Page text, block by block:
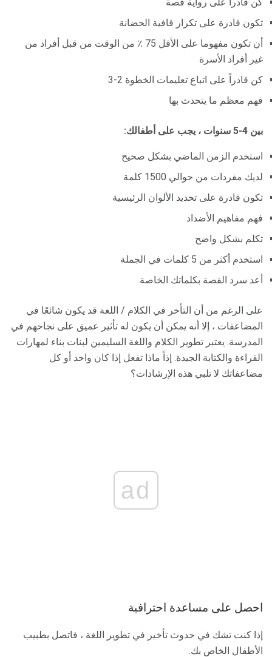
تكون قادرة على تكرار قافية الحضانة
أن تكون مفهوما على الأقل 75 ٪ من الوقت من قبل أفراد من
غير أفراد الأسرة
كن قادراً على اتباع تعليمات الخطوة 2-3
فهم معظم ما يتحدث بها
بين 4-5 سنوات ، يجب على أطفالك:
استخدم الزمن الماضي بشكل صحيح
لديك مفردات من حوالي 1500 كلمة
تكون قادرة على تحديد الألوان الرئيسية
فهم مفاهيم الأضداد
تكلم بشكل واضح
استخدم أكثر من 5 كلمات في الجملة
أعد سرد القصة بكلماتك الخاصة
على الرغم من أن التأخر في الكلام / اللغة قد يكون شائعًا في
المضاعفات ، إلا أنه يمكن أن يكون له تأثير عميق على نجاحهم في
المدرسة. يعتبر تطوير الكلام واللغة السليمين لبنات بناء لمهارات
القراءة والكتابة الجيدة. إذاً ماذا تفعل إذا كان واحد أو كل
مضاعفاتك لا تلبي هذه الإرشادات؟
ad
احصل على مساعدة احترافية
إذا كنت تشك في حدوث تأخير في تطوير اللغة ، فاتصل بطبيب
الأطفال الخاص بك.